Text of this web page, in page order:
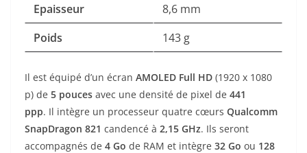
Epaisseur
8,6 mm
Poids
143 g
Il est équipé d’un écran AMOLED Full HD (1920 x 1080
p) de 5 pouces avec une densité de pixel de 441
ppp. Il intègre un processeur quatre cœurs Qualcomm
SnapDragon 821 candencé à 2,15 GHz. Ils seront
accompagnés de 4 Go de RAM et intègre 32 Go ou 128